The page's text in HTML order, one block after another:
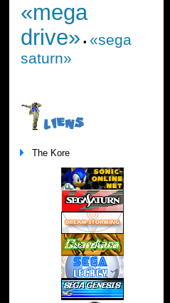
«mega
drive» • «sega
saturn»
LIENS
The Kore